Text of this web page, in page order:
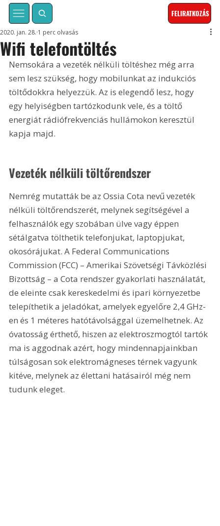
FELIRATKOZÁS
Wifi telefontöltés
2020. jan. 28. 1 perc olvasás
Nemsokára a vezeték nélküli töltéshez még arra
sem lesz szükség, hogy mobilunkat az indukciós
töltődokkra helyezzük. Az is elegendő lesz, hogy
egy helyiségben tartózkodunk vele, és a töltő
energiát rádiófrekvenciás hullámokon keresztül
kapja majd.
Vezeték nélküli töltőrendszer
Nemrég mutatták be az Ossia Cota nevű vezeték
nélküli töltőrendszerét, melynek segítségével a
felhasználók egy szobában ülve vagy éppen
sétálgatva tölthetik telefonjukat, laptopjukat,
okosórájukat. A Federal Communications
Commission (FCC) – Amerikai Szövetségi Távközlési
Bizottság – a Cota rendszer gyakorlati használatát,
de eleinte csak kereskedelmi és ipari környezetbe
telepíthetik a jeladókat, amelyek egyelőre 2,4 GHz-
en és 1 méteres hatótávolsággal üzemelhetnek. Az
óvatosság érthető, hiszen az elektroszmogtól tartók
ma is aggodnak azért, hogy mindennapjainkban
túlságosan sok elektromágneses térnek vagyunk
kitéve, melynek az élettani hatásairól még nem
tudunk eleget.